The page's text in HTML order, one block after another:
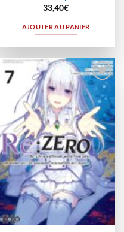
33,40€
AJOUTER AU PANIER
Ajouter
à la
wishlist